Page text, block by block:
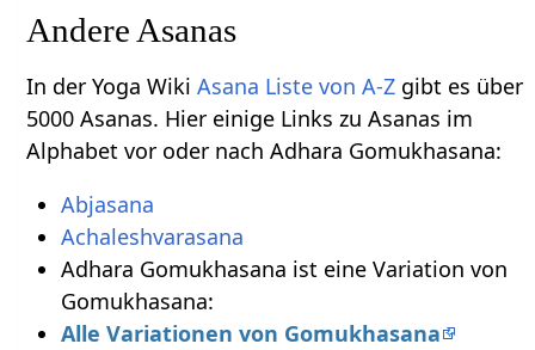
Andere Asanas
In der Yoga WikiAsana Liste von A-Z gibt es über
5000 Asanas. Hier einige Links zu Asanas im
Alphabet vor oder nach Adhara Gomukhasana:
Abjasana
Achaleshvarasana
Adhara Gomukhasana ist eine Variation von
Gomukhasana:
Alle Variationen von Gomukhasana